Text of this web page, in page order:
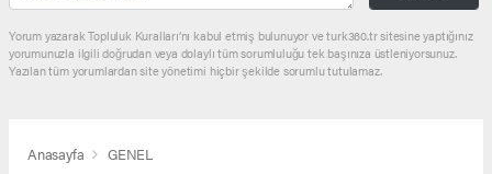
Yorum yazarak Topluluk Kuralları’nı kabul etmiş bulunuyor ve turk360.tr sitesine yaptığınız
yorumunuzla ilgili doğrudan veya dolaylı tüm sorumluluğu tek başınıza üstleniyorsunuz.
Yazılan tüm yorumlardan site yönetimi hiçbir şekilde sorumlu tutulamaz.
Anasayfa GENEL